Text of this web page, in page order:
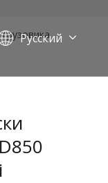
Pусский
Français
Español